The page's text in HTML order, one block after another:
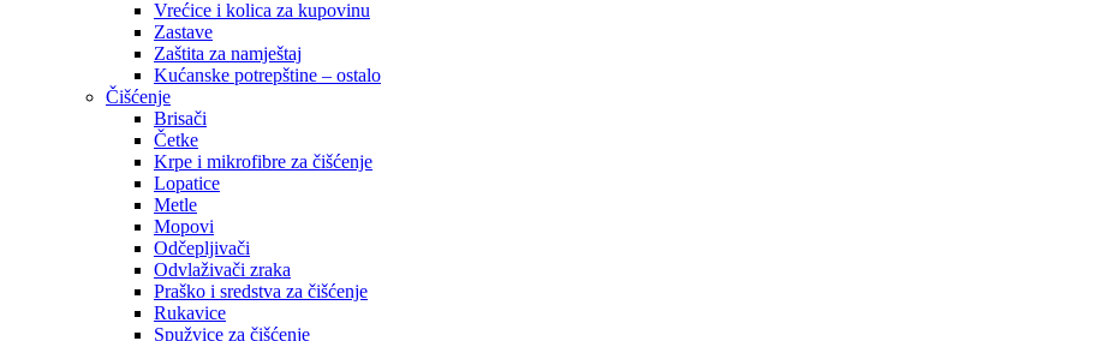
Vrećice i kolica za kupovinu
Zastave
Zaštita za namještaj
Kućanske potrepštine – ostalo
Čišćenje
Brisači
Četke
Krpe i mikrofibre za čišćenje
Lopatice
Metle
Mopovi
Odčepljivači
Odvlaživači zraka
Praško i sredstva za čišćenje
Rukavice
Spužvice za čišćenje